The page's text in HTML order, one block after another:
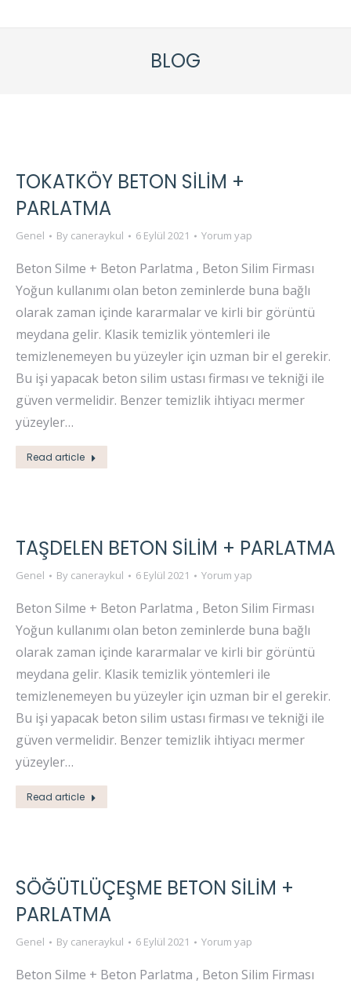
BLOG
TOKATKÖY BETON SİLİM +
PARLATMA
Genel By caneraykul 6 Eylül 2021 Yorum yap
Beton Silme + Beton Parlatma , Beton Silim Firması
Yoğun kullanımı olan beton zeminlerde buna bağlı
olarak zaman içinde kararmalar ve kirli bir görüntü
meydana gelir. Klasik temizlik yöntemleri ile
temizlenemeyen bu yüzeyler için uzman bir el gerekir.
Bu işi yapacak beton silim ustası firması ve tekniği ile
güven vermelidir. Benzer temizlik ihtiyacı mermer
yüzeyler…
Read article
TAŞDELEN BETON SİLİM + PARLATMA
Genel By caneraykul 6 Eylül 2021 Yorum yap
Beton Silme + Beton Parlatma , Beton Silim Firması
Yoğun kullanımı olan beton zeminlerde buna bağlı
olarak zaman içinde kararmalar ve kirli bir görüntü
meydana gelir. Klasik temizlik yöntemleri ile
temizlenemeyen bu yüzeyler için uzman bir el gerekir.
Bu işi yapacak beton silim ustası firması ve tekniği ile
güven vermelidir. Benzer temizlik ihtiyacı mermer
yüzeyler…
Read article
SÖĞÜTLÜÇEŞME BETON SİLİM +
PARLATMA
Genel By caneraykul 6 Eylül 2021 Yorum yap
Beton Silme + Beton Parlatma , Beton Silim Firması